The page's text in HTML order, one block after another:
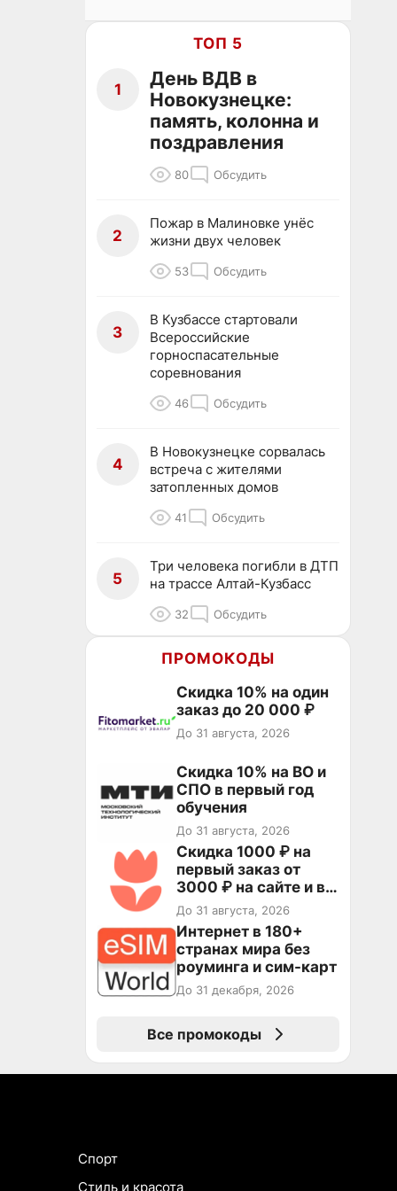
ТОП 5
1
День ВДВ в
Новокузнецке:
память, колонна и
поздравления
80 Обсудить
2
Пожар в Малиновке унёс
жизни двух человек
53 Обсудить
3
В Кузбассе стартовали
Всероссийские
горноспасательные
соревнования
46 Обсудить
4
В Новокузнецке сорвалась
встреча с жителями
затопленных домов
41 Обсудить
5
Три человека погибли в ДТП
на трассе Алтай-Кузбасс
32 Обсудить
ПРОМОКОДЫ
Скидка 10% на один
заказ до 20 000 ₽
До 31 августа, 2026
Скидка 10% на ВО и
СПО в первый год
обучения
До 31 августа, 2026
Скидка 1000 ₽ на
первый заказ от
3000 ₽ на сайте и в
приложении
До 31 августа, 2026
Интернет в 180+
странах мира без
роуминга и сим-карт
До 31 декабря, 2026
Все промокоды
Спорт
Стиль и красота